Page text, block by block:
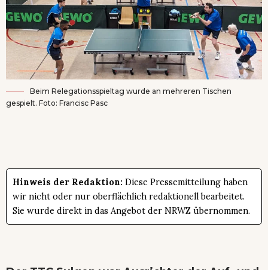
Beim Relegationsspieltag wurde an mehreren Tischen
gespielt. Foto: Francisc Pasc
Hinweis der Redaktion: Diese Pressemitteilung haben
wir nicht oder nur oberflächlich redaktionell bearbeitet.
Sie wurde direkt in das Angebot der NRWZ übernommen.